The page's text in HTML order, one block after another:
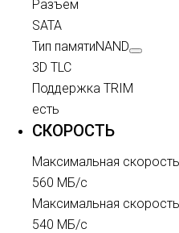
Разъем
SATA
Тип памятиNAND
3D TLC
Поддержка TRIM
есть
СКОРОСТЬ
Максимальная скорость
560 МБ/с
Максимальная
540 МБ/с